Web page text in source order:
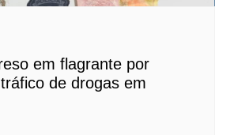
em flagrante por
de drogas em